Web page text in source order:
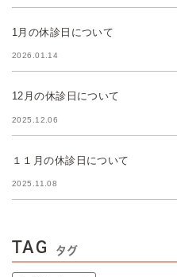
1月の休診日について
2026.01.14
12月の休診日について
2025.12.06
１１月の休診日について
2025.11.08
TAG タグ